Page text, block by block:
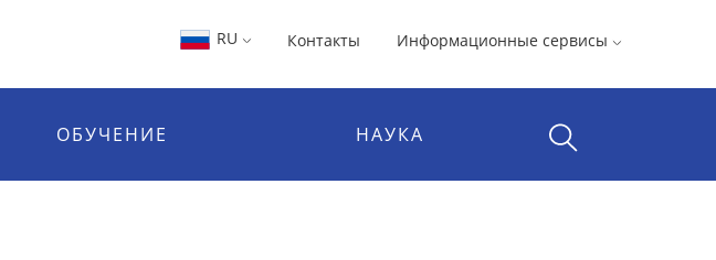
RU Контакты Информационные сервисы
ОБУЧЕНИЕ НАУКА